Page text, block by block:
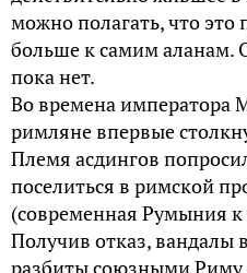
можно полагать, что это
больше к самим аланам.
пока нет.
Во времена императора
римляне впервые
Племя асдингов
поселиться в римской
(современная Румыния к
Получив отказ, вандалы